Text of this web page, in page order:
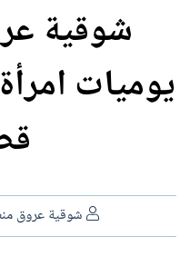
شوقية
يوميات
ا
ل
شوقية عروق